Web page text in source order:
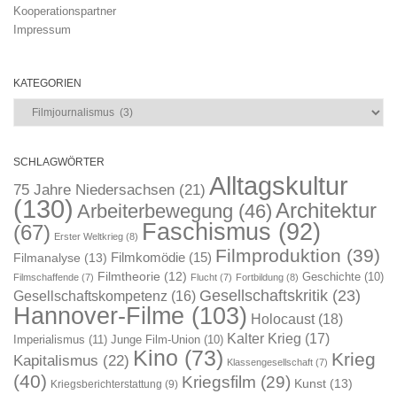
Kooperationspartner
Impressum
KATEGORIEN
Kategorien
SCHLAGWÖRTER
75 Jahre Niedersachsen (21) Alltagskultur
(130) Arbeiterbewegung (46) Architektur
(67) Erster Weltkrieg (8) Faschismus (92)
Filmanalyse (13) Filmkomödie (15) Filmproduktion (39)
Filmschaffende (7) Filmtheorie (12) Flucht (7) Fortbildung (8) Geschichte (10)
Gesellschaftskompetenz (16) Gesellschaftskritik (23)
Hannover-Filme (103) Holocaust(18)
Imperialismus (11) Junge Film-Union (10) Kalter Krieg (17)
Kapitalismus (22) Kino (73) Klassengesellschaft (7) Krieg
(40) Kriegsberichterstattung (9) Kriegsfilm (29) Kunst (13)